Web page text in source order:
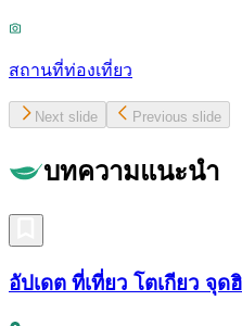
สถานที่ท่องเที่ยว
Next slide Previous slide
บทความแนะนำ
อัปเดต ที่เที่ยว โตเกียว จุ